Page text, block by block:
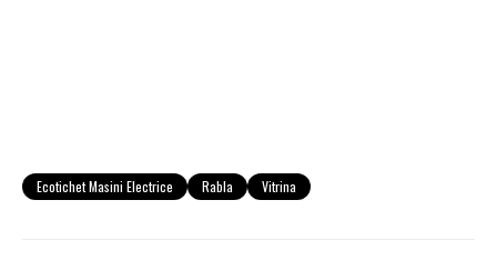
Ecotichet Masini Electrice Rabla Vitrina